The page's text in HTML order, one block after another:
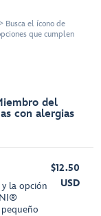
Busca el ícono de
que cumplen
del
con alergias
la opción
$12.50
USD